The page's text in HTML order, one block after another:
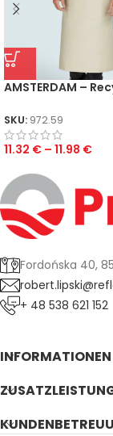
AMSTERDAM –
SKU: 972.59
11.32 € – 11.98 €
Fordońska 40,
+ 48 538 621 152
INFORMATIONEN